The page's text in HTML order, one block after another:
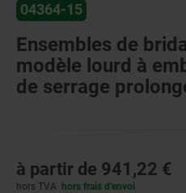
04364-15
Ensembles de
modèle lourd à
de serrage
à partir de 941,22 €
hors TVA hors frais d’envoi